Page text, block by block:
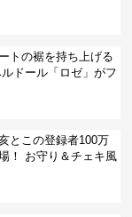
トの裾を持ち上げる
ドール「ロゼ」がフ
とこの登録者100万
！ お守り＆チェキ風